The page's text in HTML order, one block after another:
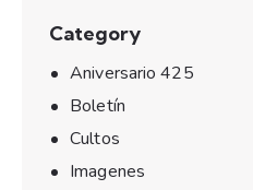
Category
Aniversario 425
Boletín
Cultos
Imagenes